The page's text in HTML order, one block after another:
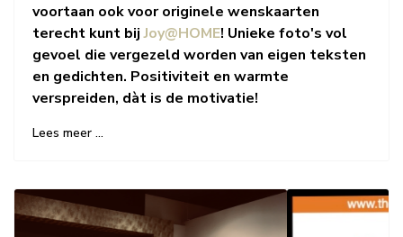
voortaan ook voor originele wenskaarten
terecht kunt bijJoy@HOME! Unieke foto's vol
gevoel die vergezeld worden van eigen teksten
en gedichten. Positiviteit en warmte
verspreiden, dàt is de motivatie!
Lees meer …